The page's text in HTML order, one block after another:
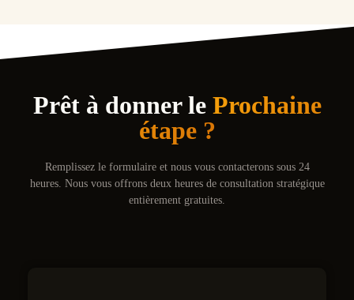
Prêt à donner le Prochaine
étape ?
Remplissez le formulaire et nous vous contacterons sous 24
heures. Nous vous offrons deux heures de consultation stratégique
entièrement gratuites.